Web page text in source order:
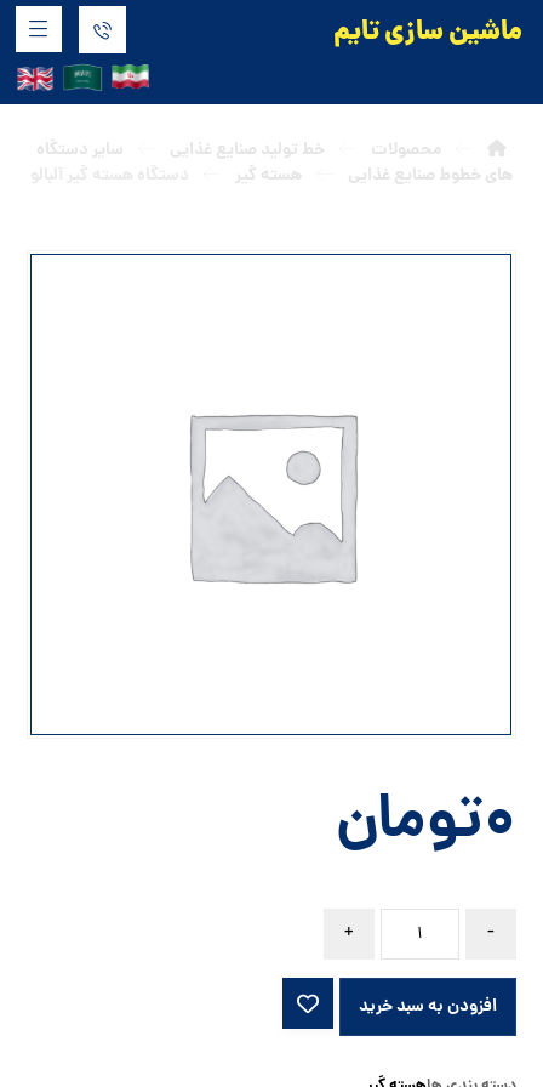
ماشین سازی تایم
محصولات خط تولید صنایع غذایی
سایر دستگاه
های خطوط صنایع غذایی
هسته گیر
۰تومان
-
+
افزودن به سبد خرید